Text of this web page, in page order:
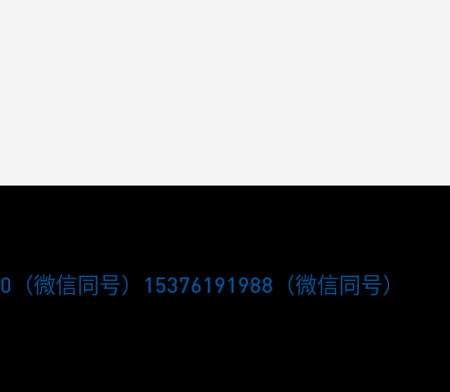
（微信同号）15376191988（微信同号）